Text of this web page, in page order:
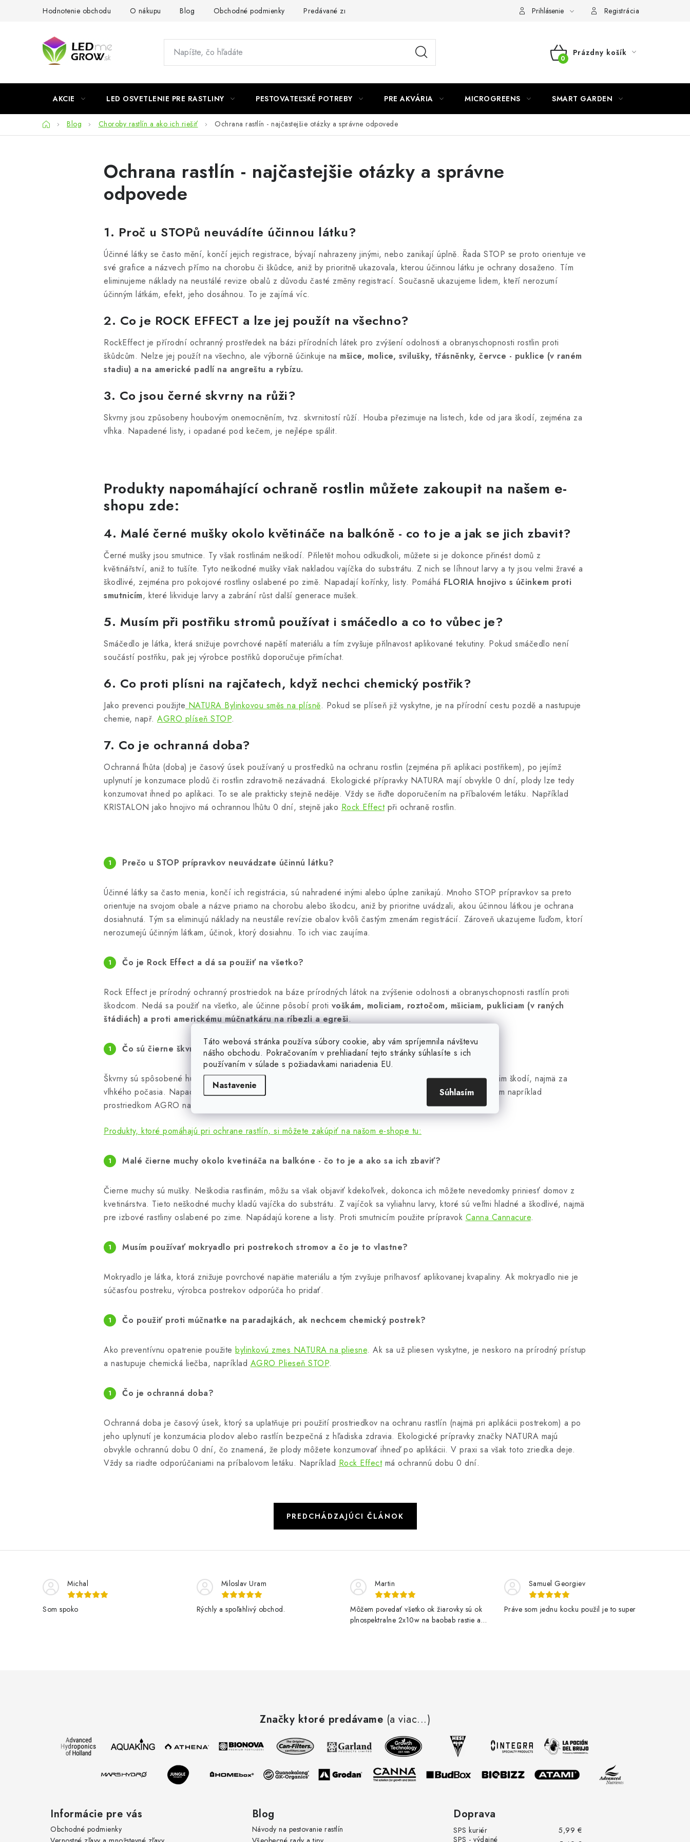
Táto webová stránka používa súbory cookie, aby vám spríjemnila návštevu
nášho obchodu. Pokračovaním v prehliadaní tejto stránky súhlasíte s ich
používaním v súlade s požiadavkami nariadenia EU.
Nastavenie
Súhlasím
Hodnotenie obchodu O nákupu Blog Obchodné podmienky Predávané značky Podmienky o ochrane osobných údajov
Prihlásenie Registrácia
NÁKUPNÝ
Prázdny košík
AKCIE LED OSVETLENIE PRE RASTLINY PESTOVATEĽSKÉ POTREBY PRE AKVÁRIA MICROGREENS SMART GARDEN
DomovBlog Choroby rastlín a ako ich riešiť Ochrana rastlín - najčastejšie otázky a správne odpovede
Ochrana rastlín - najčastejšie otázky a správne
odpovede
1. Proč u STOPů neuvádíte účinnou látku?
Účinné látky se často mění, končí jejich registrace, bývají nahrazeny jinými, nebo zanikají úplně. Řada STOP se proto orientuje ve
své grafice a názvech přímo na chorobu či škůdce, aniž by prioritně ukazovala, kterou účinnou látku je ochrany dosaženo. Tím
eliminujeme náklady na neustálé revize obalů z důvodu časté změny registrací. Současně ukazujeme lidem, kteří nerozumí
účinným látkám, efekt, jeho dosáhnou. To je zajímá víc.
2. Co je ROCK EFFECT a lze jej použít na všechno?
RockEffect je přírodní ochranný prostředek na bázi přírodních látek pro zvýšení odolnosti a obranyschopnosti rostlin proti
škůdcům. Nelze jej použít na všechno, ale výborně účinkuje na mšice, molice, svilušky, třásněnky, červce - puklice (v raném
stadiu) a na americké padlí na angreštu a rybízu.
3. Co jsou černé skvrny na růži?
Skvrny jsou způsobeny houbovým onemocněním, tvz. skvrnitostí růží. Houba přezimuje na listech, kde od jara škodí, zejména za
vlhka. Napadené listy, i opadané pod kečem, je nejlépe spálit.
Produkty napomáhající ochraně rostlin můžete zakoupit na našem e-
shopu zde:
4. Malé černé mušky okolo květináče na balkóně - co to je a jak se jich zbavit?
Černé mušky jsou smutnice. Ty však rostlinám neškodí. Přiletět mohou odkudkoli, můžete si je dokonce přinést domů z
květinářství, aniž to tušíte. Tyto neškodné mušky však nakladou vajíčka do substrátu. Z nich se líhnout larvy a ty jsou velmi žravé a
škodlivé, zejména pro pokojové rostliny oslabené po zimě. Napadají kořínky, listy. Pomáhá FLORIA hnojivo s účinkem proti
smutnicím, které likviduje larvy a zabrání růst další generace mušek.
5. Musím při postřiku stromů používat i smáčedlo a co to vůbec je?
Smáčedlo je látka, která snižuje povrchové napětí materiálu a tím zvyšuje přilnavost aplikované tekutiny. Pokud smáčedlo není
součástí postřiku, pak jej výrobce postřiků doporučuje přimíchat.
6. Co proti plísni na rajčatech, když nechci chemický postřik?
Jako prevenci použijte NATURA Bylinkovou směs na plísně. Pokud se plíseň již vyskytne, je na přírodní cestu pozdě a nastupuje
chemie, např. AGRO plíseň STOP.
7. Co je ochranná doba?
Ochranná lhůta (doba) je časový úsek používaný u prostředků na ochranu rostlin (zejména při aplikaci postřikem), po jejímž
uplynutí je konzumace plodů či rostlin zdravotně nezávadná. Ekologické přípravky NATURA mají obvykle 0 dní, plody lze tedy
konzumovat ihned po aplikaci. To se ale prakticky stejně neděje. Vždy se řiďte doporučením na příbalovém letáku. Například
KRISTALON jako hnojivo má ochrannou lhůtu 0 dní, stejně jako Rock Effectpři ochraně rostlin.
Prečo u STOP prípravkov neuvádzate účinnú látku?
Účinné látky sa často menia, končí ich registrácia, sú nahradené inými alebo úplne zanikajú. Mnoho STOP prípravkov sa preto
orientuje na svojom obale a názve priamo na chorobu alebo škodcu, aniž by prioritne uvádzali, akou účinnou látkou je ochrana
dosiahnutá. Tým sa eliminujú náklady na neustále revízie obalov kvôli častým zmenám registrácií. Zároveň ukazujeme ľuďom, ktorí
nerozumejú účinným látkam, účinok, ktorý dosiahnu. To ich viac zaujíma.
Čo je Rock Effect a dá sa použiť na všetko?
Rock Effect je prírodný ochranný prostriedok na báze prírodných látok na zvýšenie odolnosti a obranyschopnosti rastlín proti
škodcom. Nedá sa použiť na všetko, ale účinne pôsobí proti voškám, moliciam, roztočom, mšiciam, pukliciam (v raných
štádiách) a proti americkému múčnatkáru na ríbezli a egreši.
Čo sú čierne škvrny na ruži?
Škvrny sú spôsobené hubovým ochorením nazývaným škvrnitkosť ruže. Huba prezimuje na listoch a od jari im škodí, najmä za
vlhkého počasia. Napadnuté listy, aj opadané pod kríkom, je najlepšie spáliť. Prevencia je možná ošetrením napríklad
prostriedkom AGRO na ochranu ruží.
Produkty, ktoré pomáhajú pri ochrane rastlín, si môžete zakúpiť na našom e-shope tu:
Malé čierne muchy okolo kvetináča na balkóne - čo to je a ako sa ich zbaviť?
Čierne muchy sú mušky. Neškodia rastlinám, môžu sa však objaviť kdekoľvek, dokonca ich môžete nevedomky priniesť domov z
kvetinárstva. Tieto neškodné muchy kladú vajíčka do substrátu. Z vajíčok sa vyliahnu larvy, ktoré sú veľmi hladné a škodlivé, najmä
pre izbové rastliny oslabené po zime. Napádajú korene a listy. Proti smutnicím použite prípravok Canna Cannacure.
Musím používať mokryadlo pri postrekoch stromov a čo je to vlastne?
Mokryadlo je látka, ktorá znižuje povrchové napätie materiálu a tým zvyšuje priľnavosť aplikovanej kvapaliny. Ak mokryadlo nie je
súčasťou postreku, výrobca postrekov odporúča ho pridať.
Čo použiť proti múčnatke na paradajkách, ak nechcem chemický postrek?
Ako preventívnu opatrenie použite bylinkovú zmes NATURA na pliesne. Ak sa už pliesen vyskytne, je neskoro na prírodný prístup
a nastupuje chemická liečba, napríklad AGRO Plieseň STOP.
Čo je ochranná doba?
Ochranná doba je časový úsek, ktorý sa uplatňuje pri použití prostriedkov na ochranu rastlín (najmä pri aplikácii postrekom) a po
jeho uplynutí je konzumácia plodov alebo rastlín bezpečná z hľadiska zdravia. Ekologické prípravky značky NATURA majú
obvykle ochrannú dobu 0 dní, čo znamená, že plody môžete konzumovať ihneď po aplikácii. V praxi sa však toto zriedka deje.
Vždy sa riadte odporúčaniami na príbalovom letáku. Napríklad Rock Effectmá ochrannú dobu 0 dní.
PREDCHÁDZAJÚCI ČLÁNOK
Michal
Som spoko
Miloslav Uram
Rýchly a spoľahlivý obchod.
Martin
Môžem povedať všetko ok žiarovky sú ok
plnospektralne 2x10w na baobab rastie a
Samuel Georgiev
Práve som jednu kocku použil je to super
Značky ktoré predávame (a viac...)
Informácie pre vás
Obchodné podmienky
Blog
Návody na pestovanie rastlín
Doprava
SPS kuriér
5,99 €
SPS - výdajné